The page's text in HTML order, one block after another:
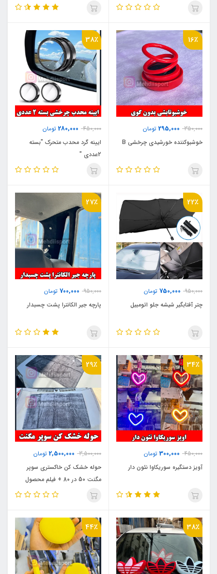
16٪
350,000
295,000 تومان
خوشبوکننده خورشیدی چرخشی B
38٪
450,000
280,000 تومان
ایینه گرد محدب متحرک "بسته
2عددی "
22٪
950,000
750,000 تومان
چتر آفتابگیر شیشه جلو اتومبیل
27٪
950,000
700,000 تومان
پارچه جیر الکانترا پشت چسبدار
34٪
450,000
300,000 تومان
آویز دستگیره سوریکاوا نئون دار
29٪
3,500,000
2,500,000 تومان
حوله خشک کن خاکستری سوپر
مگنت 50 در 80 + فیلم محصول
38٪ 44٪